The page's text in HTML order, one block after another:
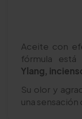
Aceite con
fórmula está
Ylang,
Su olor y
una